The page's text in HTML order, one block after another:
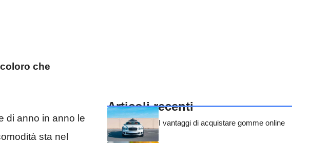
che
di anno in anno le
sta nel
Articoli recenti
I vantaggi di acquistare gomme online